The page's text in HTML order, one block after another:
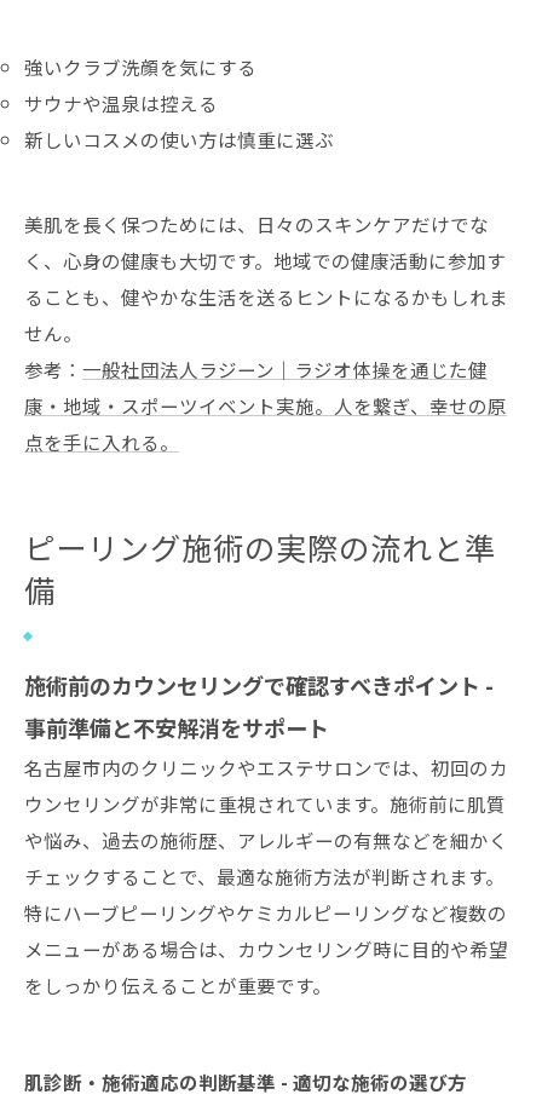
強いクラブ洗顔を気にする
サウナや温泉は控える
新しいコスメの使い方は慎重に選ぶ
美肌を長く保つためには、日々のスキンケアだけでな
く、心身の健康も大切です。地域での健康活動に参加す
ることも、健やかな生活を送るヒントになるかもしれま
せん。
参考： 一般社団法人ラジーン｜ラジオ体操を通じた健
康・地域・スポーツイベント実施。人を繋ぎ、幸せの原
点を手に入れる。
ピーリング施術の実際の流れと準
備
施術前のカウンセリングで確認すべきポイント -
事前準備と不安解消をサポート
名古屋市内のクリニックやエステサロンでは、初回のカ
ウンセリングが非常に重視されています。施術前に肌質
や悩み、過去の施術歴、アレルギーの有無などを細かく
チェックすることで、最適な施術方法が判断されます。
特にハーブピーリングやケミカルピーリングなど複数の
メニューがある場合は、カウンセリング時に目的や希望
をしっかり伝えることが重要です。
肌診断・施術適応の判断基準 - 適切な施術の選び方